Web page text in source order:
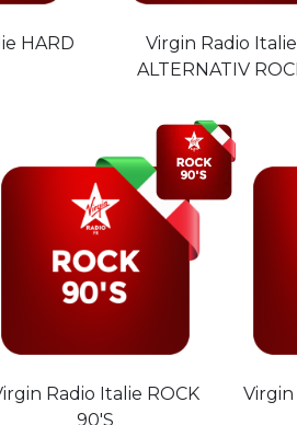
HARD
Virgin Radio Italie
ALTERNATIV
Radio Italie ROCK
90'S
Virgin